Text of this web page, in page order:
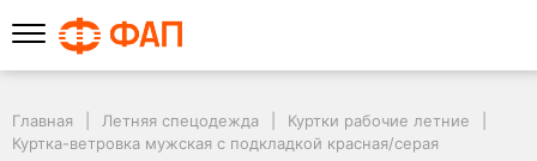
Главная Летняя спецодежда
Куртки рабочие летние
Куртка-ветровка мужская с подкладкой красная/серая